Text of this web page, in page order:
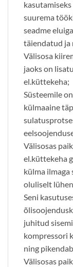
suurema
seadme
täiendatud ja
Välisosa
jaoks on
el.küttekeha;
Süsteemile
külmaaine
Välisosas
el.küttekeha
külma
oluliselt
Seni
juhitud
kompressori
ning
Välisosas